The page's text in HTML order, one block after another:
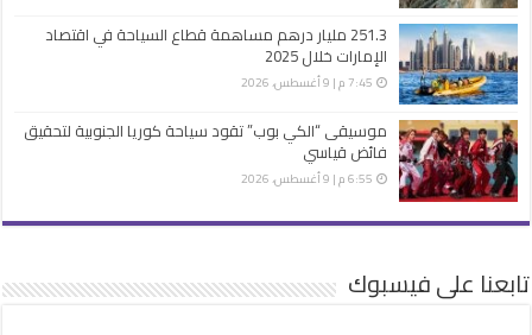
251.3 مليار درهم مساهمة قطاع السياحة في اقتصاد
الإمارات خلال 2025
7:45 م | 9 أغسطس، 2026
موسيقى “الكي بوب” تقود سياحة كوريا الجنوبية لتحقيق
فائض قياسي
6:55 م | 9 أغسطس، 2026
تابعنا على فيسبوك